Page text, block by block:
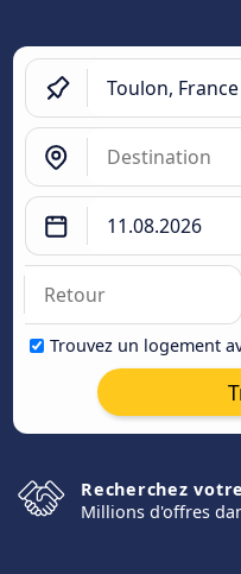
Trouvez un logement
Recherchez
Millions d'offres